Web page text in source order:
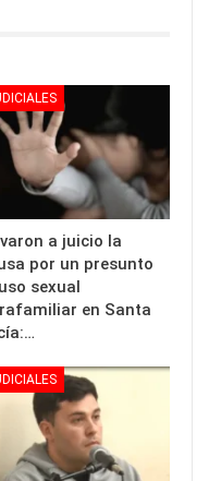
a juicio la
por un presunto
sexual
en Santa